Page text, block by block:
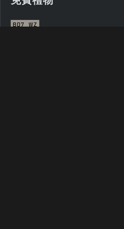
BO7 WZ